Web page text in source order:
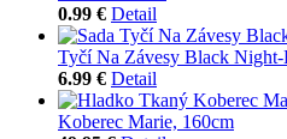
0.99 € Detail
Tyčí Na Závesy Black Night-
6.99 € Detail
Koberec Marie, 160cm